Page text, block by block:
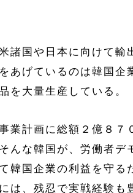
諸国や日本に向けて輸
あげているのは韓国企
を大量生産している。
業計画に総額２億８７
んな韓国が、労働者デ
韓国企業の利益を守
は、残忍で実戦経験も